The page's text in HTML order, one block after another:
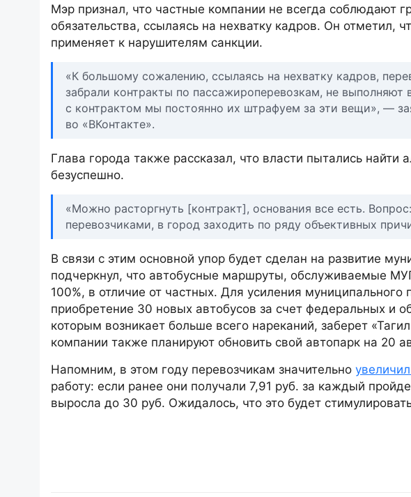
Мэр признал, что частные компании не всегда соблюдают
обязательства, ссылаясь на нехватку кадров. Он отметил,
применяет к нарушителям санкции.
«К большому сожалению, ссылаясь на нехватку кадров,
забрали контракты по пассажироперевозкам, не выполняют
с контрактом мы постоянно их штрафуем за эти вещи», —
во «ВКонтакте».
Глава города также рассказал, что власти пытались
безуспешно.
«Можно расторгнуть [контракт], основания все есть.
перевозчиками, в город заходить по ряду объективных
В связи с этим основной упор будет сделан на развитие
подчеркнул, что автобусные маршруты, обслуживаемые
100%, в отличие от частных. Для усиления муниципального
приобретение 30 новых автобусов за счет федеральных и
которым возникает больше всего нареканий, заберет
компании также планируют обновить свой автопарк на 20
Напомним, в этом году перевозчикам значительно
работу: если ранее они получали 7,91 руб. за каждый
выросла до 30 руб. Ожидалось, что это будет